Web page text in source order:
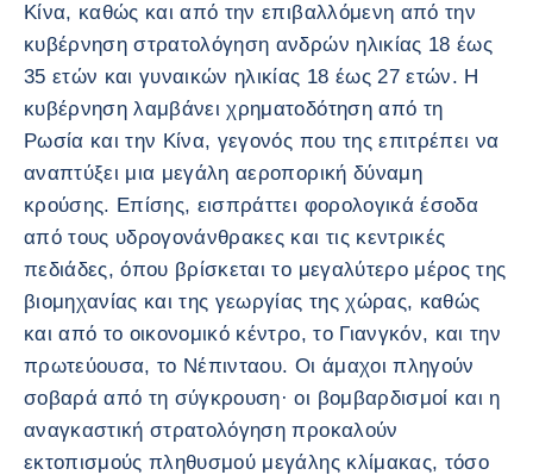
Κίνα, καθώς και από την επιβαλλόμενη από την
κυβέρνηση στρατολόγηση ανδρών ηλικίας 18 έως
35 ετών και γυναικών ηλικίας 18 έως 27 ετών. Η
κυβέρνηση λαμβάνει χρηματοδότηση από τη
Ρωσία και την Κίνα, γεγονός που της επιτρέπει να
αναπτύξει μια μεγάλη αεροπορική δύναμη
κρούσης. Επίσης, εισπράττει φορολογικά έσοδα
από τους υδρογονάνθρακες και τις κεντρικές
πεδιάδες, όπου βρίσκεται το μεγαλύτερο μέρος της
βιομηχανίας και της γεωργίας της χώρας, καθώς
και από το οικονομικό κέντρο, το Γιανγκόν, και την
πρωτεύουσα, το Νέπινταου. Οι άμαχοι πληγούν
σοβαρά από τη σύγκρουση· οι βομβαρδισμοί και η
αναγκαστική στρατολόγηση προκαλούν
εκτοπισμούς πληθυσμού μεγάλης κλίμακας, τόσο